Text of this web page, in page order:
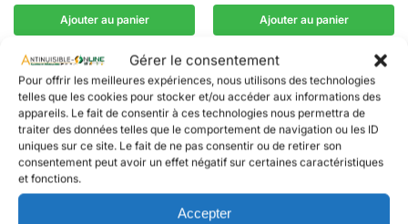
Gérer le consentement
Pour offrir les meilleures expériences, nous utilisons des technologies
telles que les cookies pour stocker et/ou accéder aux informations des
appareils. Le fait de consentir à ces technologies nous permettra de
traiter des données telles que le comportement de navigation ou les ID
uniques sur ce site. Le fait de ne pas consentir ou de retirer son
consentement peut avoir un effet négatif sur certaines caractéristiques
et fonctions.
Accepter
Ajouter au panier Ajouter au panier